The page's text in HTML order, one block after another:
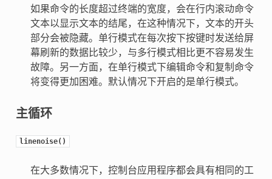
如果命令的长度超过终端的宽度，会在行内滚动命令
文本以显示文本的结尾，在这种情况下，文本的开头
部分会被隐藏。单行模式在每次按下按键时发送给屏
幕刷新的数据比较少，与多行模式相比更不容易发生
故障。另一方面，在单行模式下编辑命令和复制命令
将变得更加困难。默认情况下开启的是单行模式。
主循环
linenoise()
在大多数情况下，控制台应用程序都会具有相同的工